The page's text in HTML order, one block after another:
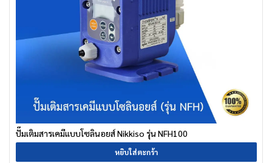
ปั๊มเติมสารเคมีแบบโซลินอยส์ Nikkiso รุ่น NFH100
หยิบใส่ตะกร้า